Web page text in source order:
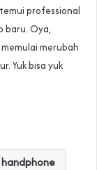
professional
baru. Oya,
merubah
Yuk bisa yuk